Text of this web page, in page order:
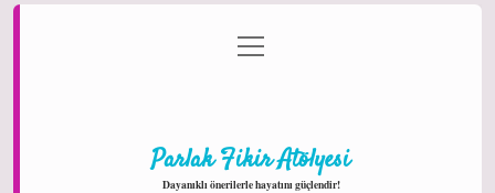
Gizlilik Politikası
menüyü
aç
Parlak Fikir Atölyesi
Dayanıklı önerilerle hayatını güçlendir!